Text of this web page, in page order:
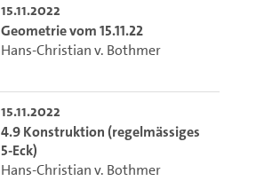
15.11.2022
Geometrie vom 15.11.22
Hans-Christian v. Bothmer
15.11.2022
4.9 Konstruktion (regelmässiges
5-Eck)
Hans-Christian v. Bothmer